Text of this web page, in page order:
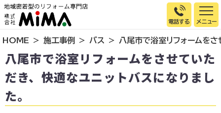
電話する
トップページ
選ばれる理由
施工事例
お客様の声
HOME 施工事例 バス 八尾市で浴室リフォームをさ
八尾市で浴室リフォームをさせていた
だき、快適なユニットバスになりまし
た。